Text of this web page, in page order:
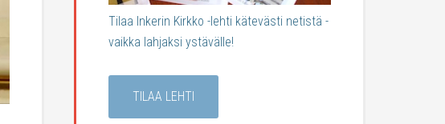
Tilaa Inkerin Kirkko -lehti kätevästi netistä -
vaikka lahjaksi ystävälle!
TILAA LEHTI